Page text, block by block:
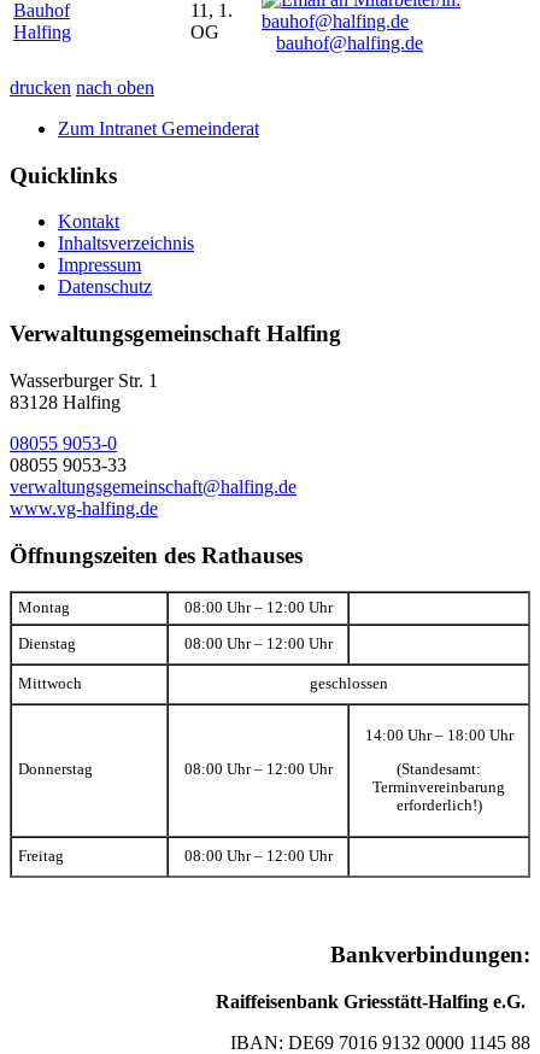
Bauhof
Halfing
11, 1.
OG
bauhof@halfing.de
drucken nach oben
Zum Intranet Gemeinderat
Quicklinks
Kontakt
Inhaltsverzeichnis
Impressum
Datenschutz
Verwaltungsgemeinschaft Halfing
Wasserburger Str. 1
83128 Halfing
08055 9053-0
08055 9053-33
verwaltungsgemeinschaft@halfing.de
www.vg-halfing.de
Öffnungszeiten des Rathauses
Montag 08:00 Uhr – 12:00 Uhr
Dienstag 08:00 Uhr – 12:00 Uhr
Mittwoch geschlossen
Donnerstag 08:00 Uhr – 12:00 Uhr
14:00 Uhr – 18:00 Uhr
(Standesamt:
Terminvereinbarung
erforderlich!)
Freitag 08:00 Uhr – 12:00 Uhr
Bankverbindungen:
Raiffeisenbank Griesstätt-Halfing e.G.
IBAN: DE69 7016 9132 0000 1145 88